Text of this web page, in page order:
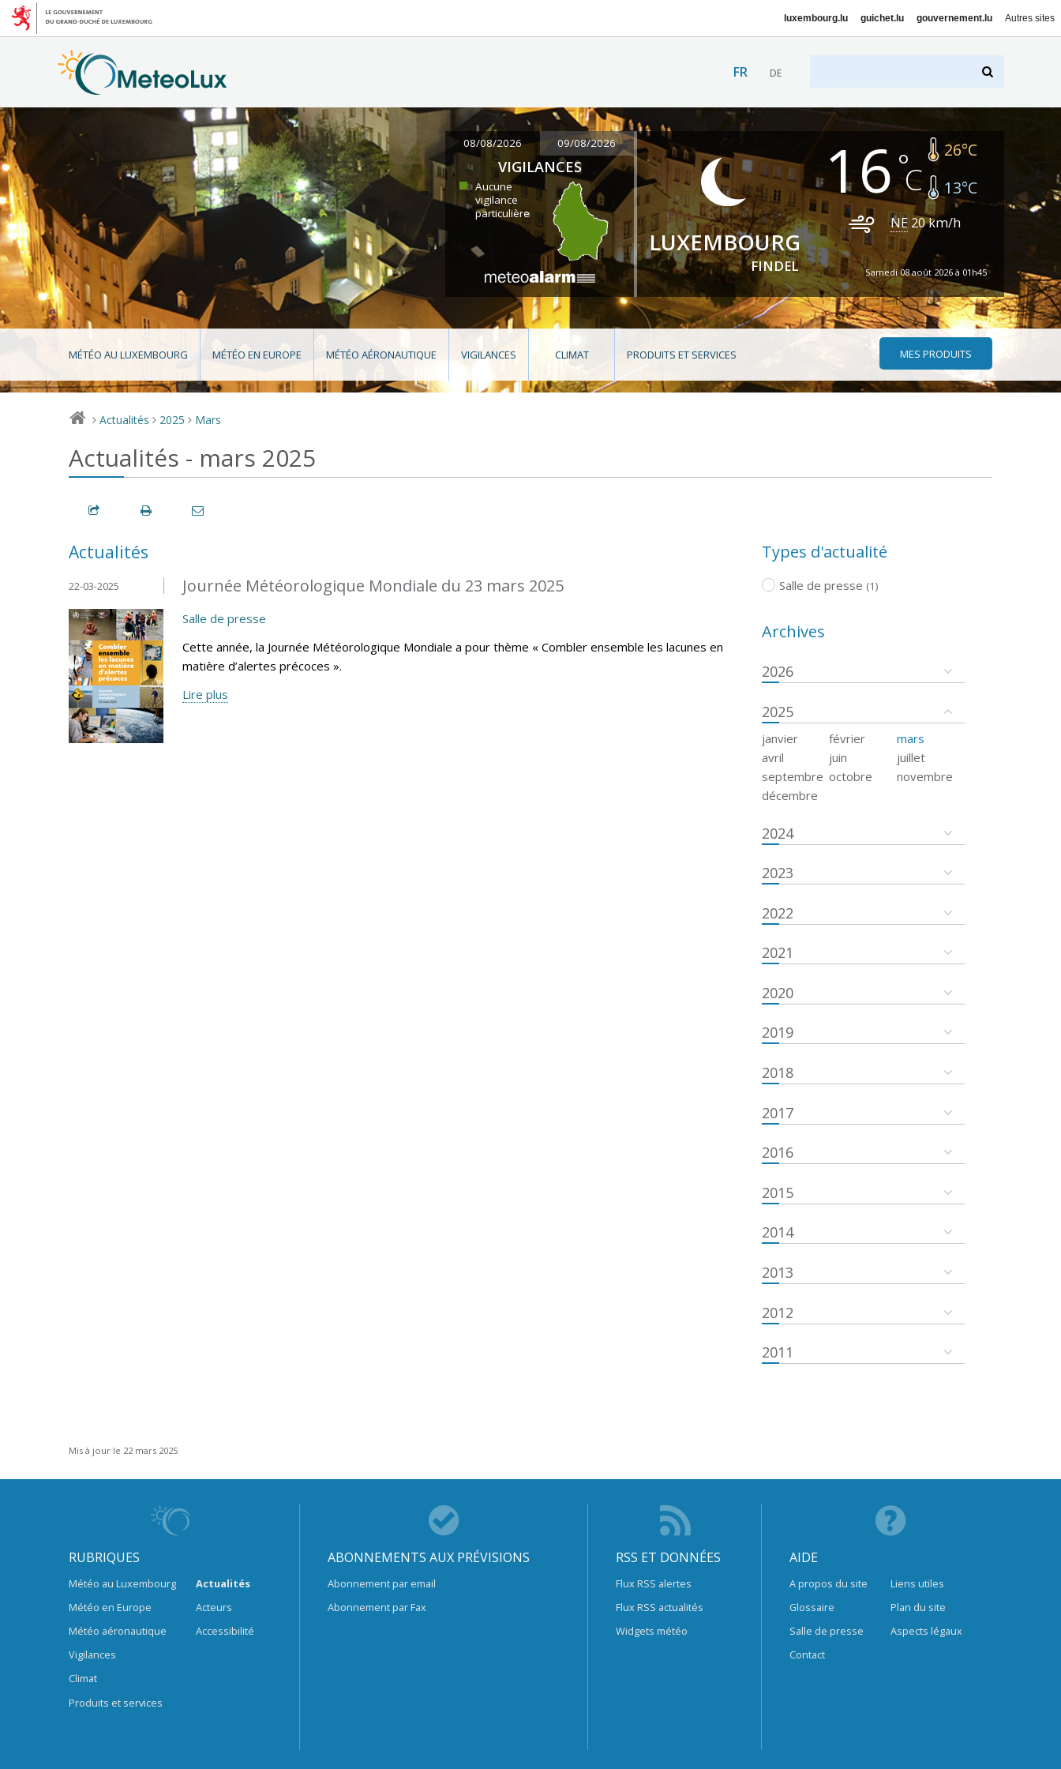
luxembourg.lu guichet.lu gouvernement.lu Autres sites
FR DE
08/08/2026 09/08/2026
VIGILANCES
Aucune
vigilance
particulière
LUXEMBOURG
FINDEL
16 26°C
13°C
NE 20km/h
Samedi 08 août 2026 à 01h45
MÉTÉO AU LUXEMBOURG MÉTÉO EN EUROPE MÉTÉO AÉRONAUTIQUE VIGILANCES CLIMAT PRODUITS ET SERVICES MES PRODUITS
> Actualités > 2025 > Mars
Actualités - mars 2025
Actualités
Journée Météorologique Mondiale du 23 mars 2025
22-03-2025
Salle de presse
Cette année, la Journée Météorologique Mondiale a pour thème « Combler ensemble les lacunes en
matière d’alertes précoces ».
Lire plus
Types d'actualité
Salle de presse (1)
Archives
2026
2025
janvier février
mars
avril
juin
juillet
septembre octobre
novembre
décembre
2024
2023
2022
2021
2020
2019
2018
2017
2016
2015
2014
2013
2012
2011
Mis à jour le 22 mars 2025
RUBRIQUES
Météo au Luxembourg
Météo en Europe
Météo aéronautique
Vigilances
Climat
Produits et services
Actualités
Acteurs
Accessibilité
ABONNEMENTS AUX PRÉVISIONS
Abonnement par email
Abonnement par Fax
RSS ET DONNÉES
Flux RSS alertes
Flux RSS actualités
Widgets météo
AIDE
A propos du site
Glossaire
Salle de presse
Contact
Liens utiles
Plan du site
Aspects légaux